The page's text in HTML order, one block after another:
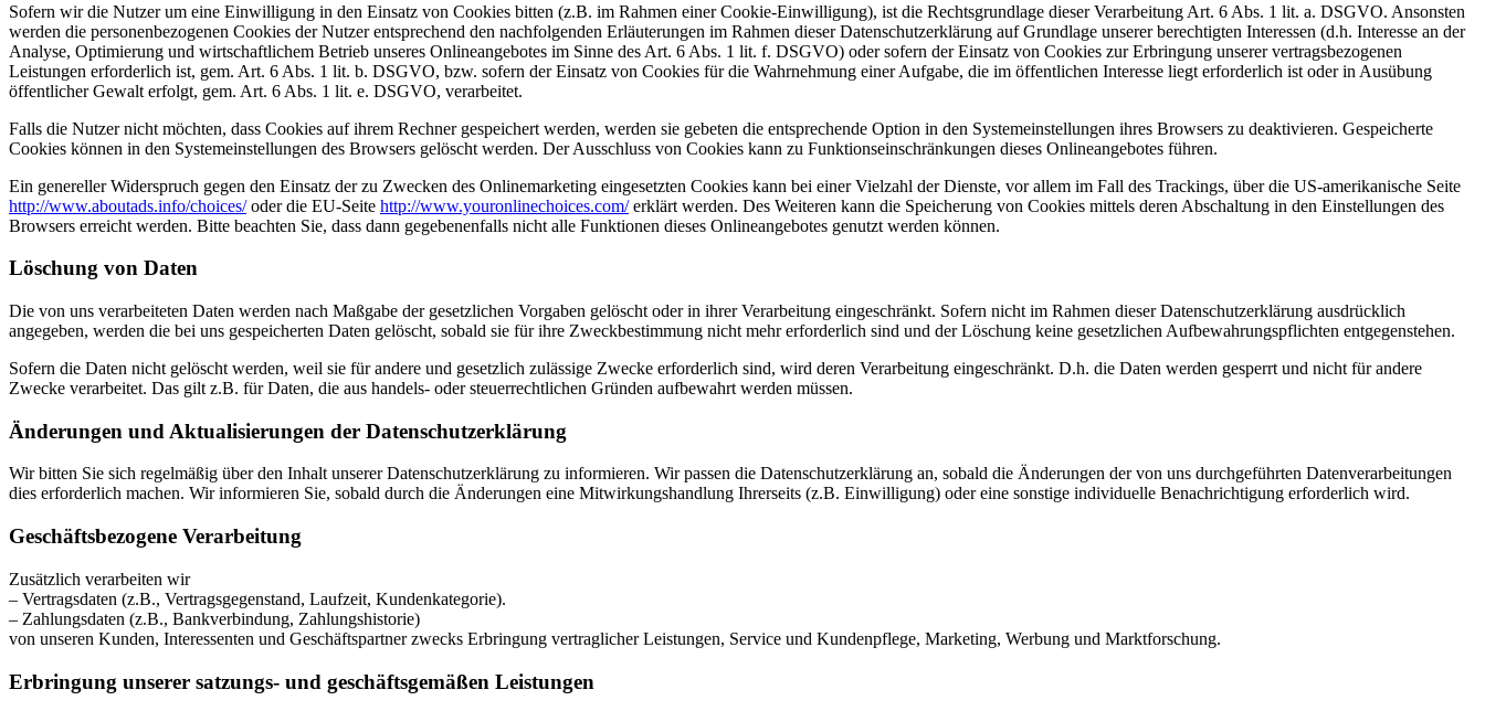
Sofern wir die Nutzer um eine Einwilligung in den Einsatz von Cookies bitten (z.B. im Rahmen einer Cookie-Einwilligung), ist die Rechtsgrundlage dieser Verarbeitung Art. 6 Abs. 1 lit. a. DSGVO. Ansonsten
werden die personenbezogenen Cookies der Nutzer entsprechend den nachfolgenden Erläuterungen im Rahmen dieser Datenschutzerklärung auf Grundlage unserer berechtigten Interessen (d.h. Interesse an der
Analyse, Optimierung und wirtschaftlichem Betrieb unseres Onlineangebotes im Sinne des Art. 6 Abs. 1 lit. f. DSGVO) oder sofern der Einsatz von Cookies zur Erbringung unserer vertragsbezogenen
Leistungen erforderlich ist, gem. Art. 6 Abs. 1 lit. b. DSGVO, bzw. sofern der Einsatz von Cookies für die Wahrnehmung einer Aufgabe, die im öffentlichen Interesse liegt erforderlich ist oder in Ausübung
öffentlicher Gewalt erfolgt, gem. Art. 6 Abs. 1 lit. e. DSGVO, verarbeitet.
Falls die Nutzer nicht möchten, dass Cookies auf ihrem Rechner gespeichert werden, werden sie gebeten die entsprechende Option in den Systemeinstellungen ihres Browsers zu deaktivieren. Gespeicherte
Cookies können in den Systemeinstellungen des Browsers gelöscht werden. Der Ausschluss von Cookies kann zu Funktionseinschränkungen dieses Onlineangebotes führen.
Ein genereller Widerspruch gegen den Einsatz der zu Zwecken des Onlinemarketing eingesetzten Cookies kann bei einer Vielzahl der Dienste, vor allem im Fall des Trackings, über die US-amerikanische Seite
http://www.aboutads.info/choices/oder die EU-Seite http://www.youronlinechoices.com/erklärt werden. Des Weiteren kann die Speicherung von Cookies mittels deren Abschaltung in den Einstellungen des
Browsers erreicht werden. Bitte beachten Sie, dass dann gegebenenfalls nicht alle Funktionen dieses Onlineangebotes genutzt werden können.
Löschung von Daten
Die von uns verarbeiteten Daten werden nach Maßgabe der gesetzlichen Vorgaben gelöscht oder in ihrer Verarbeitung eingeschränkt. Sofern nicht im Rahmen dieser Datenschutzerklärung ausdrücklich
angegeben, werden die bei uns gespeicherten Daten gelöscht, sobald sie für ihre Zweckbestimmung nicht mehr erforderlich sind und der Löschung keine gesetzlichen Aufbewahrungspflichten entgegenstehen.
Sofern die Daten nicht gelöscht werden, weil sie für andere und gesetzlich zulässige Zwecke erforderlich sind, wird deren Verarbeitung eingeschränkt. D.h. die Daten werden gesperrt und nicht für andere
Zwecke verarbeitet. Das gilt z.B. für Daten, die aus handels- oder steuerrechtlichen Gründen aufbewahrt werden müssen.
Änderungen und Aktualisierungen der Datenschutzerklärung
Wir bitten Sie sich regelmäßig über den Inhalt unserer Datenschutzerklärung zu informieren. Wir passen die Datenschutzerklärung an, sobald die Änderungen der von uns durchgeführten Datenverarbeitungen
dies erforderlich machen. Wir informieren Sie, sobald durch die Änderungen eine Mitwirkungshandlung Ihrerseits (z.B. Einwilligung) oder eine sonstige individuelle Benachrichtigung erforderlich wird.
Geschäftsbezogene Verarbeitung
Zusätzlich verarbeiten wir
– Vertragsdaten (z.B., Vertragsgegenstand, Laufzeit, Kundenkategorie).
– Zahlungsdaten (z.B., Bankverbindung, Zahlungshistorie)
von unseren Kunden, Interessenten und Geschäftspartner zwecks Erbringung vertraglicher Leistungen, Service und Kundenpflege, Marketing, Werbung und Marktforschung.
Erbringung unserer satzungs- und geschäftsgemäßen Leistungen